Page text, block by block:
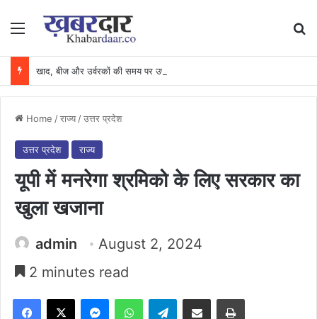
Menu
Home /राज्य /उत्तर प्रदेश
उत्तर प्रदेश राज्य
यूपी में मनरेगा श्रमिको के लिए सरकार का
खुला खजाना
admin
August 2, 2024
2 minutes read
Facebook
X MessengerWhatsAppTelegramShare via Email Print